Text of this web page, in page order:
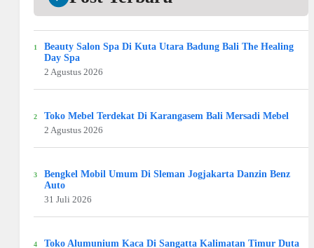
Beauty Salon Spa Di Kuta Utara Badung Bali The Healing
Day Spa
2 Agustus 2026
Toko Mebel Terdekat Di Karangasem Bali Mersadi Mebel
2 Agustus 2026
Bengkel Mobil Umum Di Sleman Jogjakarta Danzin Benz
Auto
31 Juli 2026
Toko Alumunium Kaca Di Sangatta Kalimatan Timur Duta